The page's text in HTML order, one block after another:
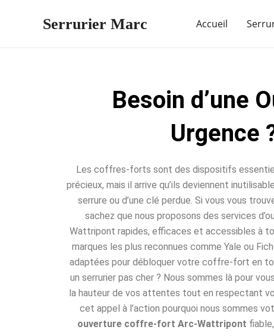
Serrurier Marc Accueil
Besoin d’une
Urgence
Les coffres-forts sont des dispositifs
précieux, mais il arrive qu’ils deviennent
serrure ou d’une clé perdue. Si vous vous
sachez que nous proposons des services
Wattripont rapides, efficaces et accessibles à
marques les plus reconnues comme Yale ou
adaptées pour débloquer votre coffre-fort en
un serrurier pas cher ? Nous sommes là pour
la hauteur de vos attentes tout en respectant
cet appel à l’action pourquoi nous sommes
ouverture coffre-fort Arc-Wattripont